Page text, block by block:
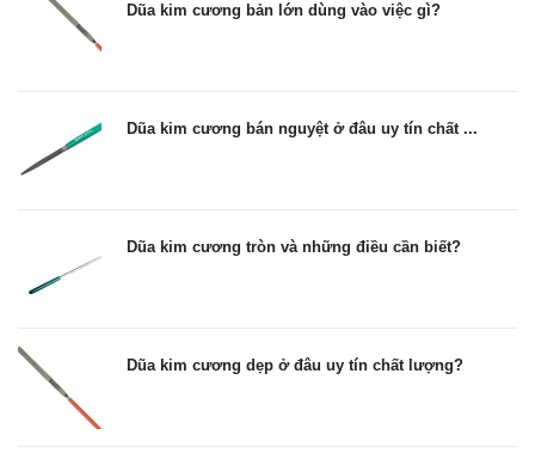
Dũa kim cương bản lớn dùng vào việc gì?
Dũa kim cương bán nguyệt ở đâu uy tín chất ...
Dũa kim cương tròn và những điều cần biết?
Dũa kim cương dẹp ở đâu uy tín chất lượng?